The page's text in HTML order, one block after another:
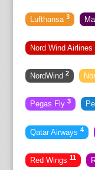
Lufthansa 3
Nord Wind Airlines
NordWind 2
Pegas Fly 3
Qatar Airways 4
Red Wings 11